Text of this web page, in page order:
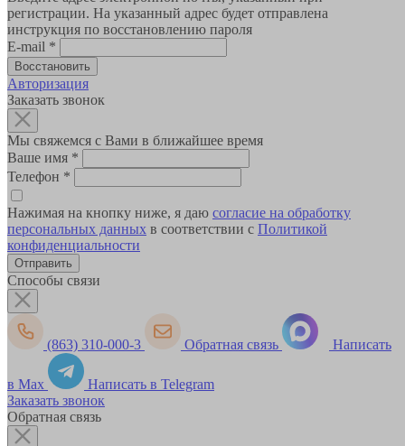
регистрации. На указанный адрес будет отправлена
инструкция по восстановлению пароля
E-mail *
Авторизация
Заказать звонок
Мы свяжемся с Вами в ближайшее время
Ваше имя *
Телефон *
Нажимая на кнопку ниже, я даю согласие на обработку
персональных данных в соответствии с Политикой
конфиденциальности
Способы связи
(863) 310-000-3 Обратная связь Написать
в Max
Написать в Telegram
Заказать звонок
Обратная связь